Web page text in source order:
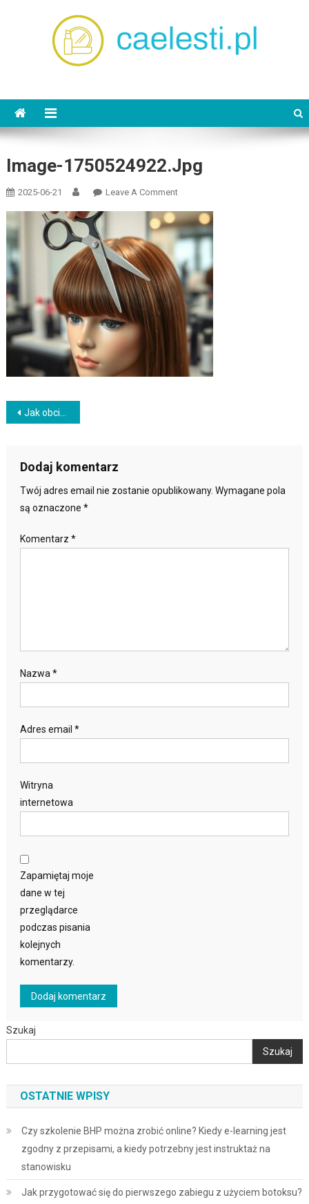
Image-1750524922.jpg
2025-06-21 Leave A CommentOn
1750524922.jpg
Nawigacja
Jak obciąć i stylizować grzywkę – praktyczny przewodnik
Dodaj komentarz
Twój adres email nie zostanie opublikowany. Wymagane pola
są oznaczone *
Komentarz *
Nazwa *
Adres email *
Witryna
internetowa
Zapamiętaj moje
dane w tej
przeglądarce
podczas pisania
kolejnych
komentarzy.
Szukaj
Szukaj
OSTATNIE WPISY
Czy szkolenie BHP można zrobić online? Kiedy e-learning jest
zgodny z przepisami, a kiedy potrzebny jest instruktaż na
stanowisku
Jak przygotować się do pierwszego zabiegu z użyciem botoksu?